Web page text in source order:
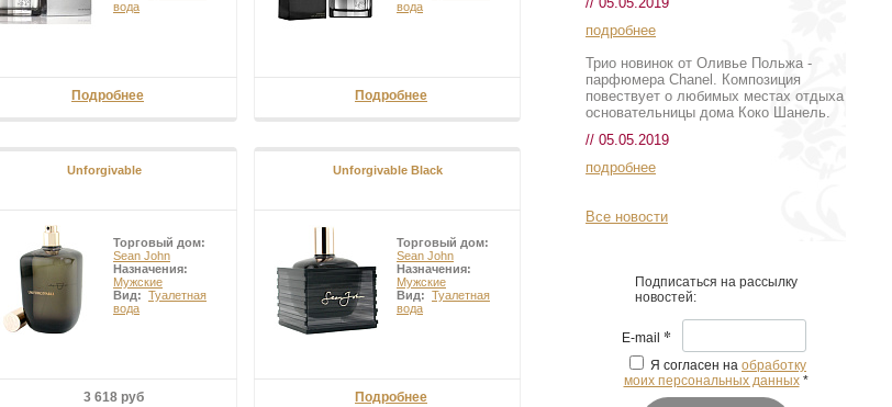
в пользу современного, энергичного, продуманного, функционального,
вода
Подробнее
вода
Подробнее
Unforgivable
Торговый дом:
Sean John
Назначения:
Мужские
Вид: Туалетная
вода
3 618 руб
Unforgivable Black
Торговый дом:
Sean John
Назначения:
Мужские
Вид: Туалетная
вода
Подробнее
подробнее
Трио новинок от Оливье Польжа -
парфюмера Chanel. Композиция
повествует о любимых местах отдыха
основательницы дома Коко Шанель.
// 05.05.2019
подробнее
Все новости
Подписаться на рассылку
новостей:
E-mail *
Я согласен на обработку
моих персональных данных *